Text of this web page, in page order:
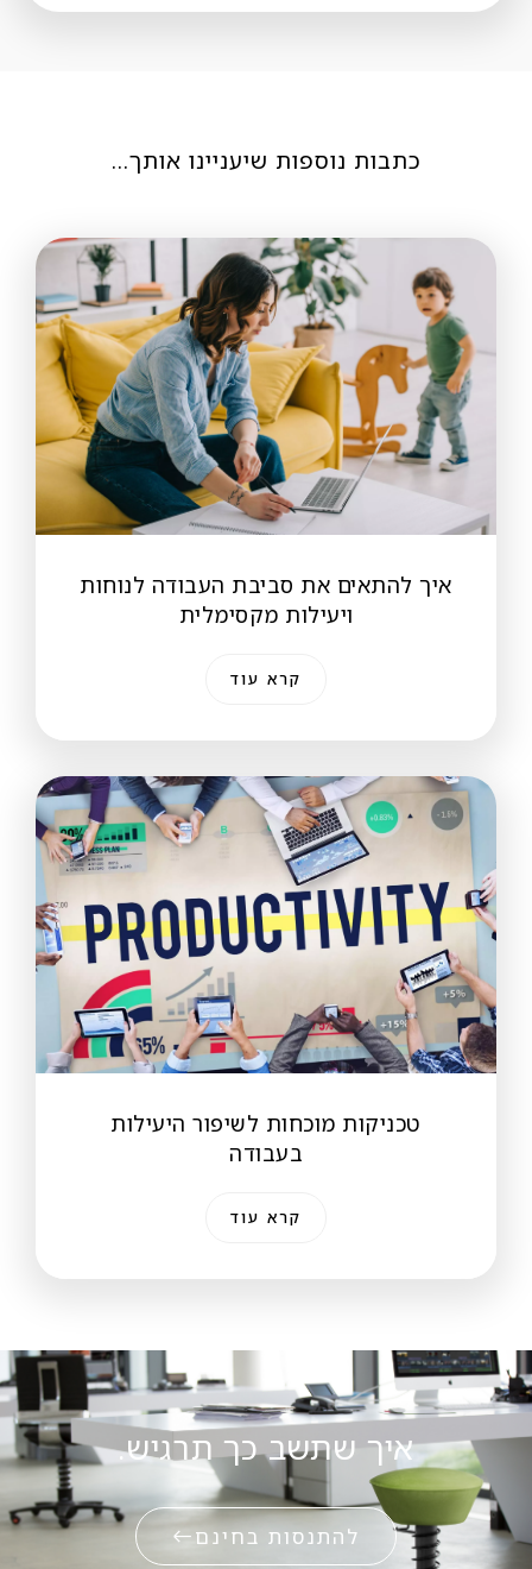
כתבות נוספות שיעניינו אותך…
איך להתאים את סביבת העבודה לנוחות
ויעילות מקסימלית
קרא עוד
טכניקות מוכחות לשיפור היעילות
בעבודה
קרא עוד
איך שתשב כך תרגיש.
להתנסות בחינם